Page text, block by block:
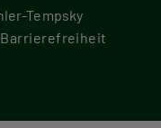
Tempsky
Barrierefreiheit